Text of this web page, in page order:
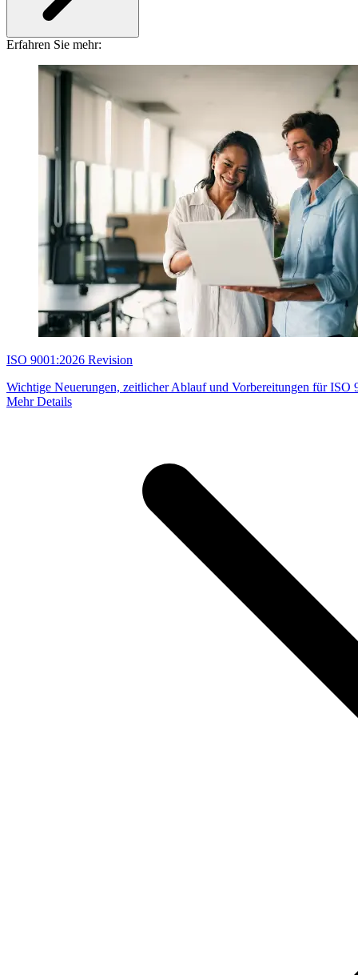
Erfahren Sie mehr:
ISO 9001:2026 Revision
Wichtige Neuerungen, zeitlicher Ablauf und Vorbereitungen für ISO
Mehr Details